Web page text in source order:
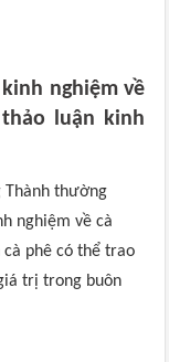
nghiệm về
luận kinh
Thành thường
nghiệm về cà
cà phê có thể trao
trị trong buôn